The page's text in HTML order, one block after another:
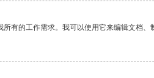
有的工作需求。我可以使用它来编辑文档、